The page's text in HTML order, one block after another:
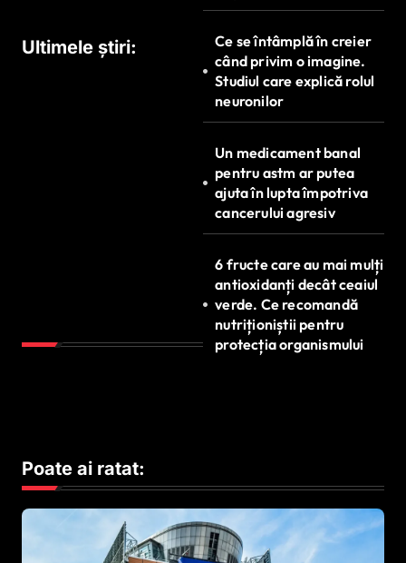
Ultimele știri:
Ce se întâmplă în creier
când privim o imagine.
Studiul care explică rolul
neuronilor
Un medicament banal
pentru astm ar putea
ajuta în lupta împotriva
cancerului agresiv
6 fructe care au mai mulți
antioxidanți decât ceaiul
verde. Ce recomandă
nutriționiștii pentru
protecția organismului
Poate ai ratat: